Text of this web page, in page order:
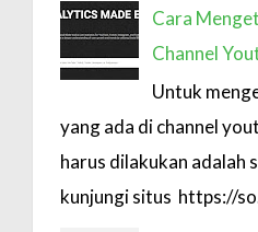
Cara
Channel
Untuk
yang ada di channel
harus dilakukan adalah
kunjungi situs https://